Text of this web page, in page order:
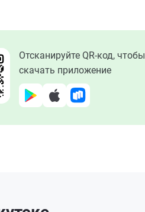
Отсканируйте QR-код, чтобы
скачать приложение